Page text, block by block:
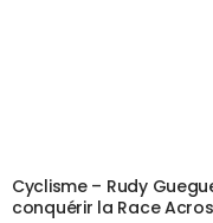
Cyclisme – Rudy
conquérir la Race